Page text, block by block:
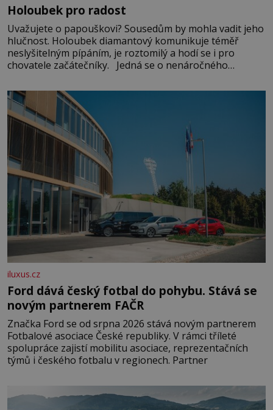
Holoubek pro radost
Uvažujete o papouškovi? Sousedům by mohla vadit jeho
hlučnost. Holoubek diamantový komunikuje téměř
neslyšitelným pípáním, je roztomilý a hodí se i pro
chovatele začátečníky. Jedná se o nenáročného
času tráví na zemi, kde sbírá zbytky semínek Jeho
domovinou je prakticky celá Austrálie s výjimkou
pobřežní oblasti.
iluxus.cz
Ford dává český fotbal do pohybu. Stává se
novým partnerem FAČR
Značka Ford se od srpna 2026 stává novým partnerem
Fotbalové asociace České republiky. V rámci tříleté
spolupráce zajistí mobilitu asociace, reprezentačních
týmů i českého fotbalu v regionech. Partner